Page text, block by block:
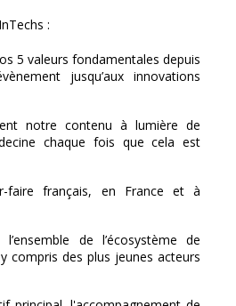
:
5 valeurs fondamentales depuis
jusqu’aux innovations
notre contenu à lumière de
chaque fois que cela est
faire français, en France et à
de l’écosystème de
compris des plus jeunes acteurs